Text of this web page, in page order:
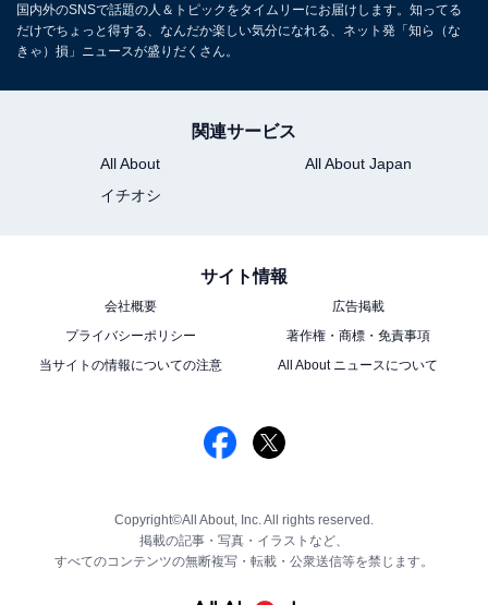
国内外のSNSで話題の人＆トピックをタイムリーにお届けします。知ってる
だけでちょっと得する、なんだか楽しい気分になれる、ネット発「知ら（な
きゃ）損」ニュースが盛りだくさん。
関連サービス
All About
All About Japan
イチオシ
サイト情報
会社概要
広告掲載
プライバシーポリシー
著作権・商標・免責事項
当サイトの情報についての注意
All About ニュースについて
Copyright©All About, Inc. All rights reserved.
掲載の記事・写真・イラストなど、
すべてのコンテンツの無断複写・転載・公衆送信等を禁じます。